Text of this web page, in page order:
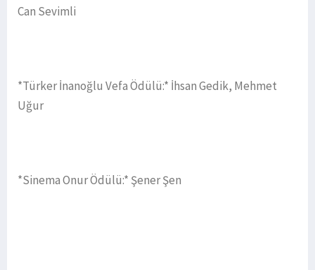
Can Sevimli
*Türker İnanoğlu Vefa Ödülü:* İhsan Gedik, Mehmet
Uğur
*Sinema Onur Ödülü:* Şener Şen